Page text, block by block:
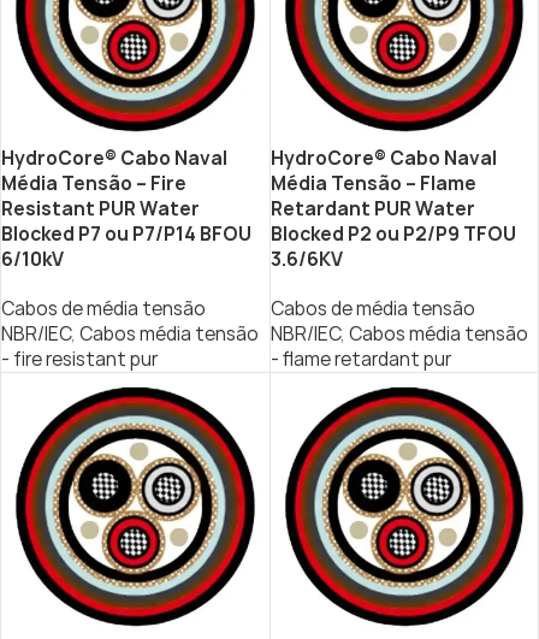
HydroCore® Cabo Naval
Média Tensão – Fire
Resistant PUR Water
Blocked P7 ou P7/P14 BFOU
6/10kV
Cabos de média tensão
NBR/IEC, Cabos média tensão
- fire resistant pur
HydroCore® Cabo Naval
Média Tensão – Flame
Retardant PUR Water
Blocked P2 ou P2/P9 TFOU
3.6/6KV
Cabos de média tensão
NBR/IEC, Cabos média tensão
- flame retardant pur